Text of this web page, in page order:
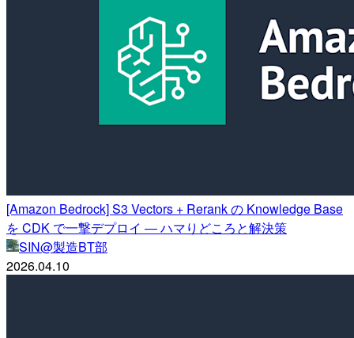
[Amazon Bedrock] S3 Vectors + Rerank の Knowledge Base
を CDK で一撃デプロイ ― ハマりどころと解決策
SIN@製造BT部
2026.04.10